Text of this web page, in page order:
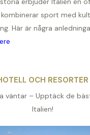
sport med
Här är några
OCH RESORTER
väntar – Upptäck de
Italien!